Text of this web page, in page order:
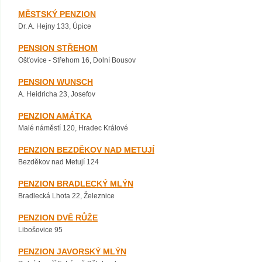
MĚSTSKÝ PENZION
Dr. A. Hejny 133, Úpice
PENSION STŘEHOM
Ošťovice - Střehom 16, Dolní Bousov
PENSION WUNSCH
A. Heidricha 23, Josefov
PENZION AMÁTKA
Malé náměstí 120, Hradec Králové
PENZION BEZDĚKOV NAD METUJÍ
Bezděkov nad Metují 124
PENZION BRADLECKÝ MLÝN
Bradlecká Lhota 22, Železnice
PENZION DVĚ RŮŽE
Libošovice 95
PENZION JAVORSKÝ MLÝN